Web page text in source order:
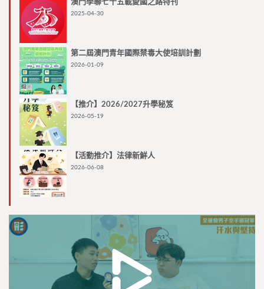
澳門學聯七十五載愛國之路特刊
2025-04-30
第二屆澳門青年國際禁毒大使培訓計劃
2026-01-09
【推介】2026/2027升學秘笈
2026-05-19
【活動推介】法律新鮮人
2026-06-08